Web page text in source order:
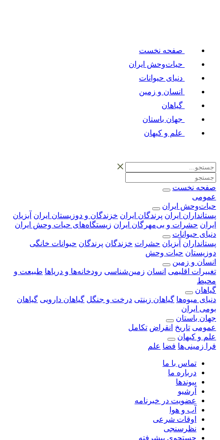
صفحه نخست
حیات‌وحش ایران
دنیای حیوانات
انسان و زمین
گیاهان
جهان باستان
علم و کیهان
صفحه نخست
عمومی
حیات‌وحش ایران
پستانداران ایران پرندگان ایران خزندگان و دوزیستان ایران آبزیان
ایران حشرات و بی‌مهرگان ایران زیستگاه‌های حیات وحش ایران
دنیای حیوانات
پستانداران آبزیان حشرات خزندگان پرندگان حیوانات خانگی
دوزیستان حیات وحش
انسان و زمین
تغییرات اقلیمی انسان زمین‌شناسی رودخانه‎‌ها و دریاها
طبیعت و
محیط
گیاهان
دنیای میوه‌ها گیاهان زینتی درخت و جنگل گیاهان دارویی گیاهان
بومی ایران
جهان باستان
عمومی تاریخ انقراض تکامل
علم و کیهان
فرا زمینی‌ها فضا علم
تماس با ما
درباره ما
پیوندها
آرشیو
عضویت در خبرنامه
آب و هوا
اوقات شرعی
نظرسنجی
جستجوی پیشرفته